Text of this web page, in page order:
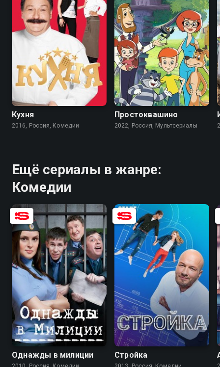
8.2 8.4
Кухня
2016, Россия, Комедии
7.8 5.7
Простоквашино
2022, Россия, Мультсериалы
Ещё сериалы в жанре:
Комедии
5.2 3.1
Однажды в милиции
7.1 5.7
Стройка